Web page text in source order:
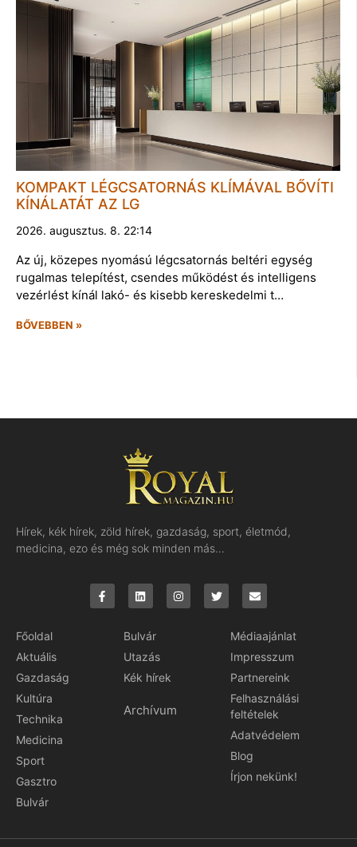
KOMPAKT LÉGCSATORNÁS KLÍMÁVAL BŐVÍTI
KÍNÁLATÁT AZ LG
2026. augusztus. 8. 22:14
Az új, közepes nyomású légcsatornás beltéri egység
rugalmas telepítést, csendes működést és intelligens
vezérlést kínál lakó- és kisebb kereskedelmi t…
BŐVEBBEN »
Hírek, kék hírek, zöld hírek, gazdaság, sport, életmód,
medicina, ezo és még sok minden más…
Főoldal
Aktuális
Gazdaság
Kultúra
Technika
Medicina
Sport
Gasztro
Bulvár
Bulvár
Utazás
Kék hírek
Archívum
Médiaajánlat
Impresszum
Partnereink
Felhasználási
feltételek
Adatvédelem
Blog
Írjon nekünk!